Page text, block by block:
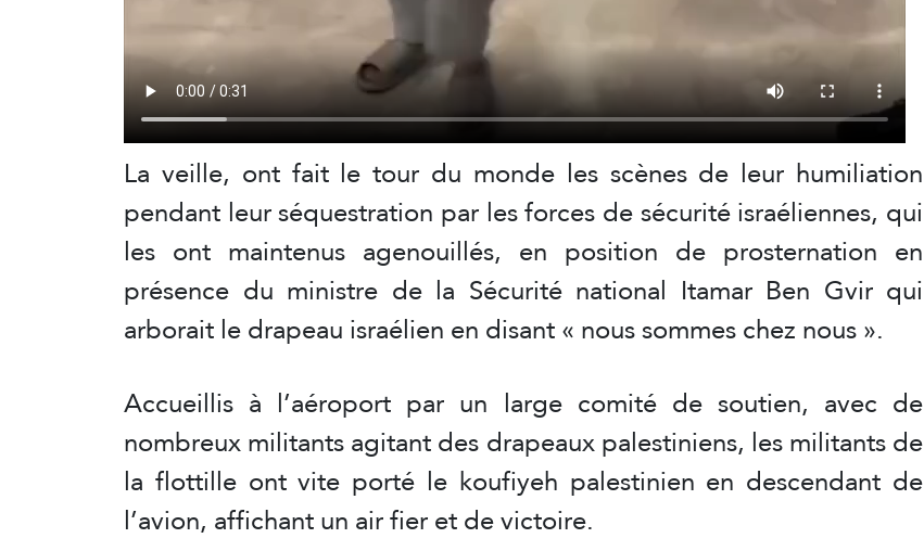
La veille, ont fait le tour du monde les scènes de leur humiliation
pendant leur séquestration par les forces de sécurité israéliennes, qui
les ont maintenus agenouillés, en position de prosternation en
présence du ministre de la Sécurité national Itamar Ben Gvir qui
arborait le drapeau israélien en disant « nous sommes chez nous ».
Accueillis à l’aéroport par un large comité de soutien, avec de
nombreux militants agitant des drapeaux palestiniens, les militants de
la flottille ont vite porté le koufiyeh palestinien en descendant de
l’avion, affichant un air fier et de victoire.